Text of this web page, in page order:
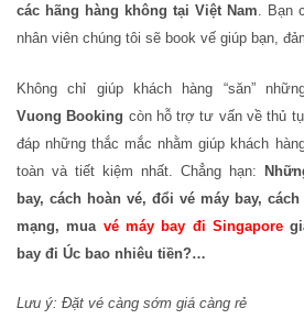
các hãng hàng không tại Việt Nam . Bạn
nhân viên chúng tôi sẽ book vế giúp bạn,
Không chỉ giúp khách hàng “săn”
Vuong Booking còn hỗ trợ tư vấn về thủ
đáp những thắc mắc nhằm giúp khách
toàn và tiết kiệm nhất. Chẳng hạn:
bay, cách hoàn vé, đổi vé máy bay,
mạng, mua vé máy bay đi Singapore
bay đi Úc bao nhiêu tiền?…
Lưu ý: Đặt vé càng sớm giá càng rẻ